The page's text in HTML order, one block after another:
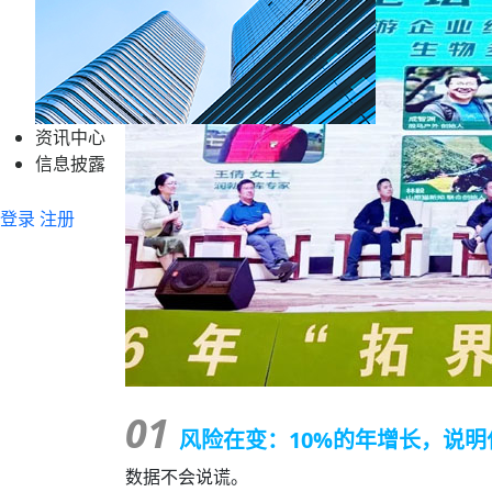
资讯中心
信息披露
登录 注册
01 风险在变：10%的年增长，说
数据不会说谎。